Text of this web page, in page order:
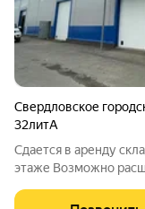
Свердловское
32литА
Сдается в аренду
этаже Возможно
абк 108 м2 Высота